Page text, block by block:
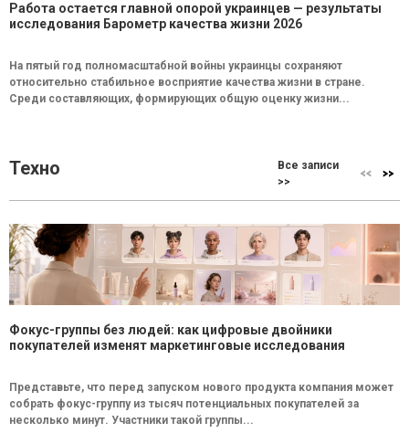
Работа остается главной опорой украинцев — результаты
исследования Барометр качества жизни 2026
На пятый год полномасштабной войны украинцы сохраняют
относительно стабильное восприятие качества жизни в стране.
Среди составляющих, формирующих общую оценку жизни...
Техно
Все записи
>>
Фокус-группы без людей: как цифровые двойники
покупателей изменят маркетинговые исследования
Представьте, что перед запуском нового продукта компания может
собрать фокус-группу из тысяч потенциальных покупателей за
несколько минут. Участники такой группы...